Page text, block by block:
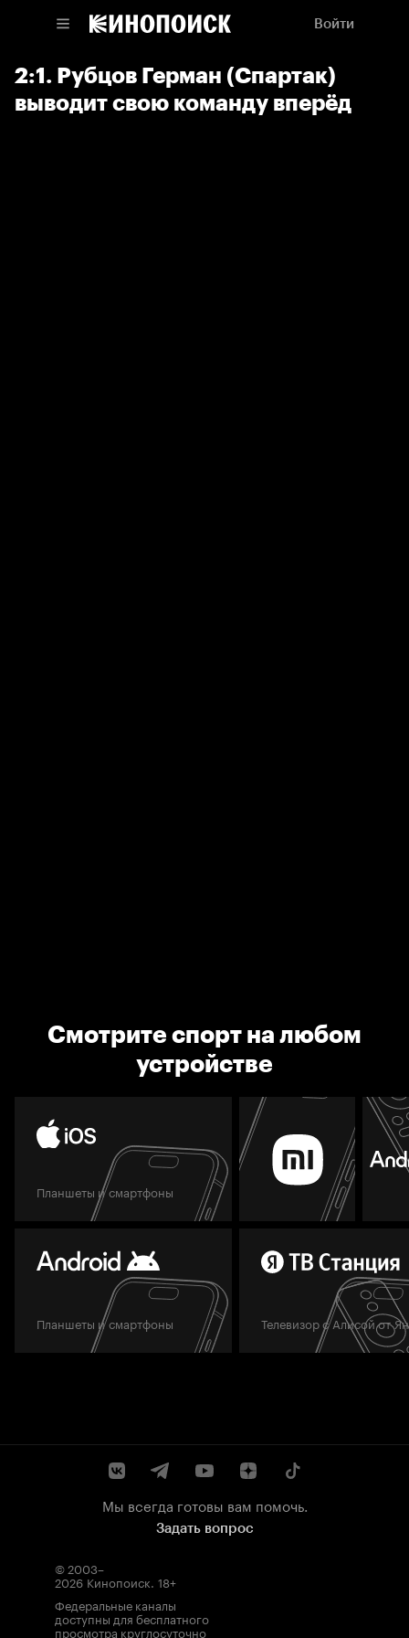
Войти
2:1. Рубцов Герман (Спартак)
выводит свою команду вперёд
Смотрите спорт на любом
устройстве
Планшеты и смартфоны
Планшеты и смартфоны Телевизор с Алисой от
Мы всегда готовы вам помочь.
Задать вопрос
© 2003–
2026 Кинопоиск. 18+
Федеральные каналы
доступны для бесплатного
просмотра круглосуточно